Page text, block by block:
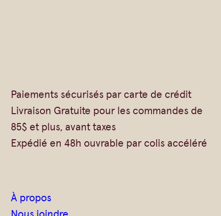
o
Paiements sécurisés par carte de crédit
Livraison Gratuite pour les commandes de
85$ et plus, avant taxes
Expédié en 48h ouvrable par colis accéléré
À propos
Nous joindre